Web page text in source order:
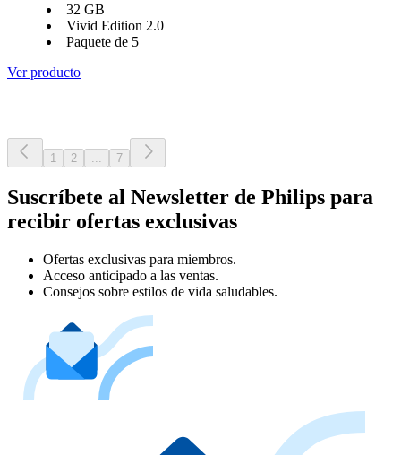
32 GB
Vivid Edition 2.0
Paquete de 5
Ver producto
1 2 7
Suscríbete al Newsletter de Philips para
recibir ofertas exclusivas
Ofertas exclusivas para miembros.
Acceso anticipado a las ventas.
Consejos sobre estilos de vida saludables.